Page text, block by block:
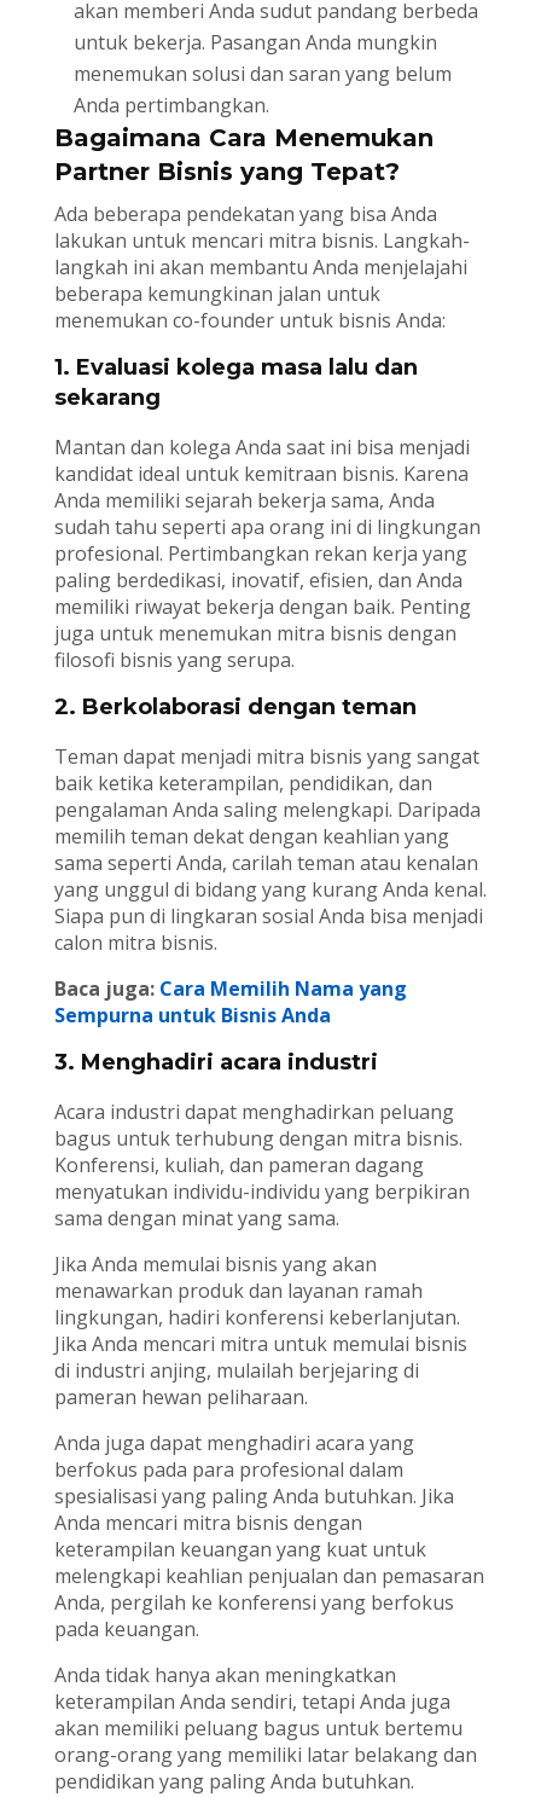
akan memberi Anda sudut pandang berbeda
untuk bekerja. Pasangan Anda mungkin
menemukan solusi dan saran yang belum
Anda pertimbangkan.
Bagaimana Cara Menemukan
Partner Bisnis yang Tepat?
Ada beberapa pendekatan yang bisa Anda
lakukan untuk mencari mitra bisnis. Langkah-
langkah ini akan membantu Anda menjelajahi
beberapa kemungkinan jalan untuk
menemukan co-founder untuk bisnis Anda:
1. Evaluasi kolega masa lalu dan
sekarang
Mantan dan kolega Anda saat ini bisa menjadi
kandidat ideal untuk kemitraan bisnis. Karena
Anda memiliki sejarah bekerja sama, Anda
sudah tahu seperti apa orang ini di lingkungan
profesional. Pertimbangkan rekan kerja yang
paling berdedikasi, inovatif, efisien, dan Anda
memiliki riwayat bekerja dengan baik. Penting
juga untuk menemukan mitra bisnis dengan
filosofi bisnis yang serupa.
2. Berkolaborasi dengan teman
Teman dapat menjadi mitra bisnis yang sangat
baik ketika keterampilan, pendidikan, dan
pengalaman Anda saling melengkapi. Daripada
memilih teman dekat dengan keahlian yang
sama seperti Anda, carilah teman atau kenalan
yang unggul di bidang yang kurang Anda kenal.
Siapa pun di lingkaran sosial Anda bisa menjadi
calon mitra bisnis.
Baca juga: Cara Memilih Nama yang
Sempurna untuk Bisnis Anda
3. Menghadiri acara industri
Acara industri dapat menghadirkan peluang
bagus untuk terhubung dengan mitra bisnis.
Konferensi, kuliah, dan pameran dagang
menyatukan individu-individu yang berpikiran
sama dengan minat yang sama.
Jika Anda memulai bisnis yang akan
menawarkan produk dan layanan ramah
lingkungan, hadiri konferensi keberlanjutan.
Jika Anda mencari mitra untuk memulai bisnis
di industri anjing, mulailah berjejaring di
pameran hewan peliharaan.
Anda juga dapat menghadiri acara yang
berfokus pada para profesional dalam
spesialisasi yang paling Anda butuhkan. Jika
Anda mencari mitra bisnis dengan
keterampilan keuangan yang kuat untuk
melengkapi keahlian penjualan dan pemasaran
Anda, pergilah ke konferensi yang berfokus
pada keuangan.
Anda tidak hanya akan meningkatkan
keterampilan Anda sendiri, tetapi Anda juga
akan memiliki peluang bagus untuk bertemu
orang-orang yang memiliki latar belakang dan
pendidikan yang paling Anda butuhkan.